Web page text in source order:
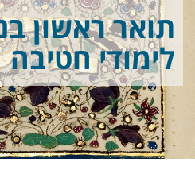
תואר ראשון
לימודי חטיבה